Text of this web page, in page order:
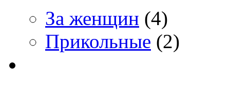
За женщин (4)
Прикольные (2)